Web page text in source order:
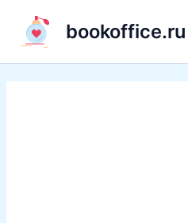
содержимому
bookoffice.ru